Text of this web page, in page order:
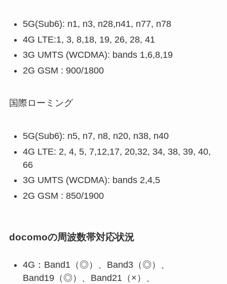
5G(Sub6): n1, n3, n28,n41, n77, n78
4G LTE:1, 3, 8,18, 19, 26, 28, 41
3G UMTS (WCDMA): bands 1,6,8,19
2G GSM : 900/1800
国際ローミング
5G(Sub6): n5, n7, n8, n20, n38, n40
4G LTE: 2, 4, 5, 7,12,17, 20,32, 34, 38, 39, 40,
66
3G UMTS (WCDMA): bands 2,4,5
2G GSM : 850/1900
docomoの周波数帯対応状況
4G：Band1（◎）、Band3（◎）、
Band19（◎）、Band21（×）、